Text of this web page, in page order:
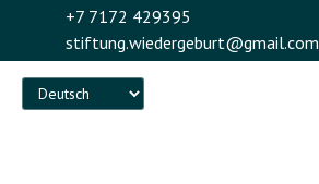
+7 7172 429395
stiftung.wiedergeburt@gmail.com
Language